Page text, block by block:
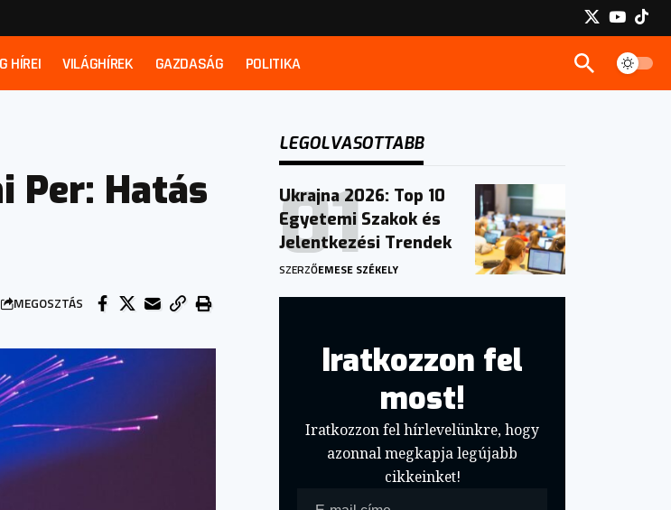
HÍREI VILÁGHÍREK GAZDASÁG POLITIKA
Per: Hatás
MEGOSZTÁS
LEGOLVASOTTABB
Ukrajna 2026: Top 10
Egyetemi Szakok és
Jelentkezési Trendek
SZERZŐEMESE SZÉKELY
Iratkozzon fel
most!
Iratkozzon fel hírlevelünkre, hogy
azonnal megkapja legújabb
cikkeinket!